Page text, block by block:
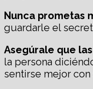
Nunca prometas
guardarle el
Asegúrale que
la persona
sentirse mejor con